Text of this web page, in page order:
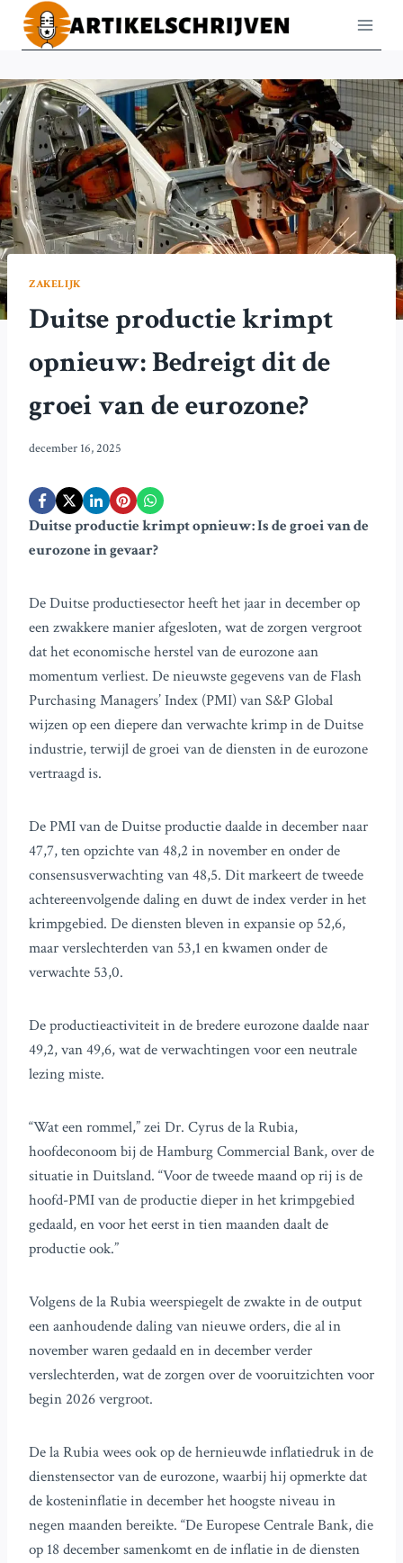
Doorgaan
naar
ZAKELIJK
Duitse productie krimpt
opnieuw: Bedreigt dit de
groei van de eurozone?
december 16, 2025
Duitse productie krimpt opnieuw: Is de groei van de
eurozone in gevaar?
De Duitse productiesector heeft het jaar in december op
een zwakkere manier afgesloten, wat de zorgen vergroot
dat het economische herstel van de eurozone aan
momentum verliest. De nieuwste gegevens van de Flash
Purchasing Managers’ Index (PMI) van S&P Global
wijzen op een diepere dan verwachte krimp in de Duitse
industrie, terwijl de groei van de diensten in de eurozone
vertraagd is.
De PMI van de Duitse productie daalde in december naar
47,7, ten opzichte van 48,2 in november en onder de
consensusverwachting van 48,5. Dit markeert de tweede
achtereenvolgende daling en duwt de index verder in het
krimpgebied. De diensten bleven in expansie op 52,6,
maar verslechterden van 53,1 en kwamen onder de
verwachte 53,0.
De productieactiviteit in de bredere eurozone daalde naar
49,2, van 49,6, wat de verwachtingen voor een neutrale
lezing miste.
“Wat een rommel,” zei Dr. Cyrus de la Rubia,
hoofdeconoom bij de Hamburg Commercial Bank, over de
situatie in Duitsland. “Voor de tweede maand op rij is de
hoofd-PMI van de productie dieper in het krimpgebied
gedaald, en voor het eerst in tien maanden daalt de
productie ook.”
Volgens de la Rubia weerspiegelt de zwakte in de output
een aanhoudende daling van nieuwe orders, die al in
november waren gedaald en in december verder
verslechterden, wat de zorgen over de vooruitzichten voor
begin 2026 vergroot.
De la Rubia wees ook op de hernieuwde inflatiedruk in de
dienstensector van de eurozone, waarbij hij opmerkte dat
de kosteninflatie in december het hoogste niveau in
negen maanden bereikte. “De Europese Centrale Bank, die
op 18 december samenkomt en de inflatie in de diensten